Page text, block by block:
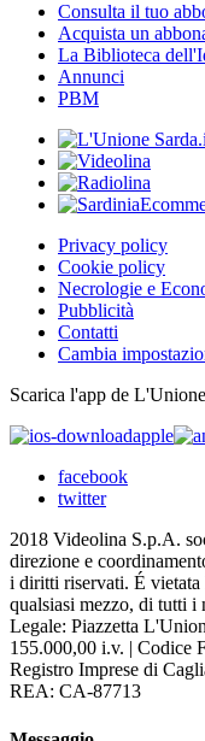
Consulta il tuo
Acquista un
La Biblioteca
Annunci
PBM
Privacy policy
Cookie policy
Necrologie e
Pubblicità
Contatti
Cambia
Scarica l'app de
apple
facebook
twitter
2018 Videolina S.p.A.
direzione e
i diritti riservati. É vietata
qualsiasi mezzo, di tutti i
Legale: Piazzetta
155.000,00 i.v. | Codice
Registro Imprese di
REA: CA-87713